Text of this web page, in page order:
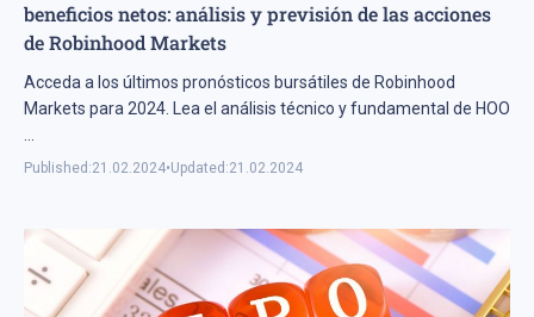
beneficios netos: análisis y previsión de las acciones
de Robinhood Markets
Acceda a los últimos pronósticos bursátiles de Robinhood
Markets para 2024. Lea el análisis técnico y fundamental de HOO
...
Published:21.02.2024•Updated:21.02.2024